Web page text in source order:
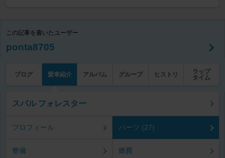
この記事を書いたユーザー
ponta8705
ブログ 愛車紹介 アルバム グループ ヒストリ
ラップ
タイム
スバル フォレスター
プロフィール パーツ (27)
整備 燃費